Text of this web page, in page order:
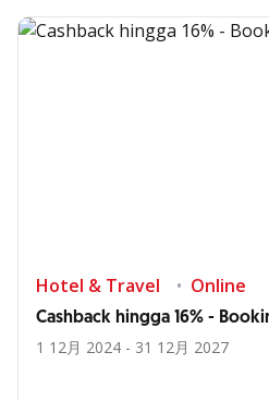
Hotel & Travel Online
Cashback hingga 16% -
1 12月 2024 - 31 12月 2027